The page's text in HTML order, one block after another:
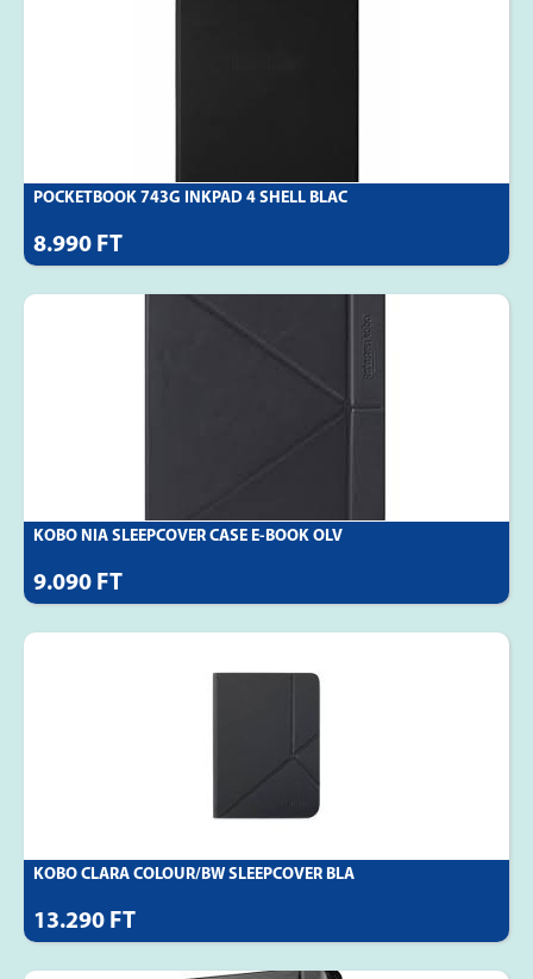
POCKETBOOK 743G INKPAD 4 SHELL BLAC
8.990 FT
KOBO NIA SLEEPCOVER CASE E-BOOK OLV
9.090 FT
KOBO CLARA COLOUR/BW SLEEPCOVER BLA
13.290 FT